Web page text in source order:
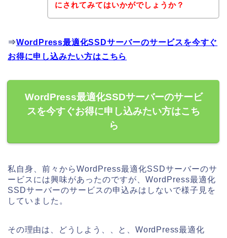
にされてみてはいかがでしょうか？
⇒WordPress最適化SSDサーバーのサービスを今すぐ
お得に申し込みたい方はこちら
WordPress最適化SSDサーバーのサービ
スを今すぐお得に申し込みたい方はこち
ら
私自身、前々からWordPress最適化SSDサーバーのサ
ービスには興味があったのですが、WordPress最適化
SSDサーバーのサービスの申込みはしないで様子見を
していました。
その理由は、どうしよう、、と、WordPress最適化